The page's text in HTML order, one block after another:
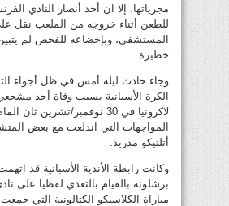
مجرياتها، إلا ان أحد أنصار النادي
للطعن أثناء خروجه من الملعب نقل
المستشفى، وبإخضاعه للفحص لم
خطيرة.
وجاء حادث ليلة أمس في ظل أجواء
الكرة الأسبانية بسبب وفاة أحد
لاكرونيا في 30 نوفمبر/تشرين
المواجهات التي اندلعت مع بعض
أتلتيكو مدريد.
وكانت رابطة الأندية الأسبانية قد
برشلونة بالقيام بالتعدي لفظيا على
مباراة الكلاسيكو الكتالونية التي